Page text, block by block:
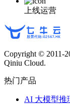
上线运营
Copyright © 2011-
Qiniu Cloud.
热门产品
AI 大模型推